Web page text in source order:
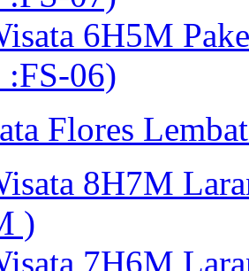
6H5M
06)
Flores
8H7M
)
7H6M